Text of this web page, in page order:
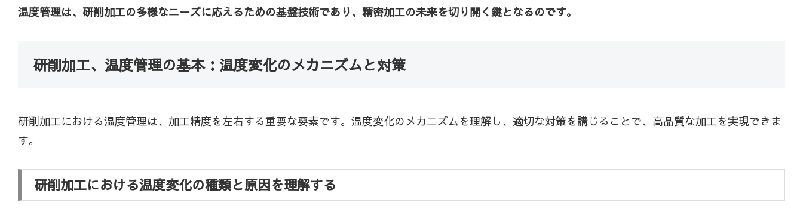
温度管理は、研削加工の多様なニーズに応えるための基盤技術であり、精密加工の未来を切り開く鍵となるのです。
研削加工、温度管理の基本：温度変化のメカニズムと対策
研削加工における温度管理は、加工精度を左右する重要な要素です。温度変化のメカニズムを理解し、適切な対策を講じることで、高品質な加工を実現できま
す。
研削加工における温度変化の種類と原因を理解する